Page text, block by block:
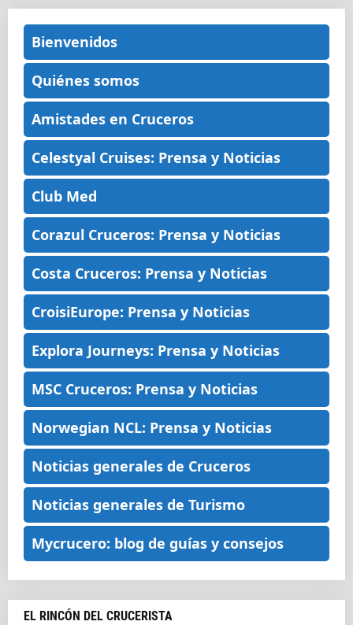
Bienvenidos
Quiénes somos
Amistades en Cruceros
Celestyal Cruises: Prensa y Noticias
Club Med
Corazul Cruceros: Prensa y Noticias
Costa Cruceros: Prensa y Noticias
CroisiEurope: Prensa y Noticias
Explora Journeys: Prensa y Noticias
MSC Cruceros: Prensa y Noticias
Norwegian NCL: Prensa y Noticias
Noticias generales de Cruceros
Noticias generales de Turismo
Mycrucero: blog de guías y consejos
EL RINCÓN DEL CRUCERISTA